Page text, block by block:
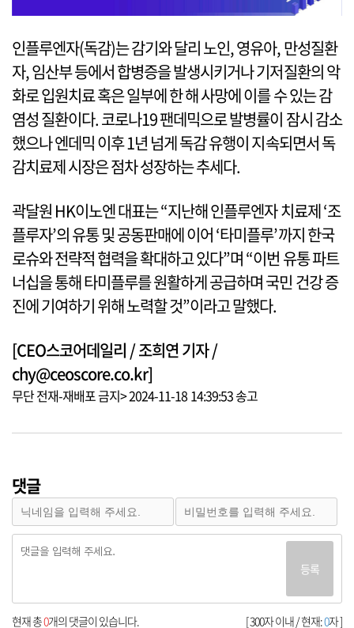
인플루엔자(독감)는 감기와 달리 노인, 영유아, 만성질환
자, 임산부 등에서 합병증을 발생시키거나 기저질환의 악
화로 입원치료 혹은 일부에 한 해 사망에 이를 수 있는 감
염성 질환이다. 코로나19 팬데믹으로 발병률이 잠시 감소
했으나 엔데믹 이후 1년 넘게 독감 유행이 지속되면서 독
감치료제 시장은 점차 성장하는 추세다.
곽달원 HK이노엔 대표는 “지난해 인플루엔자 치료제 ‘조
플루자’의 유통 및 공동판매에 이어 ‘타미플루’까지 한국
로슈와 전략적 협력을 확대하고 있다”며 “이번 유통 파트
너십을 통해 타미플루를 원활하게 공급하며 국민 건강 증
진에 기여하기 위해 노력할 것”이라고 말했다.
[CEO스코어데일리 / 조희연 기자 /
chy@ceoscore.co.kr]
무단 전재-재배포 금지> 2024-11-18 14:39:53 송고
댓글
등록
[ 300자 이내 / 현재:0자 ]
현재 총0개의 댓글이 있습니다.